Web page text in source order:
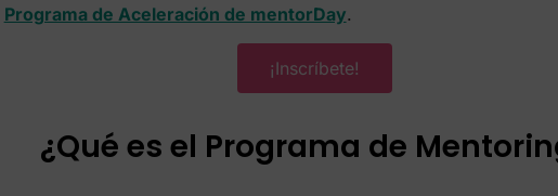
Programa de Aceleración de mentorDay.
¡Inscríbete!
¿Qué es el Programa de